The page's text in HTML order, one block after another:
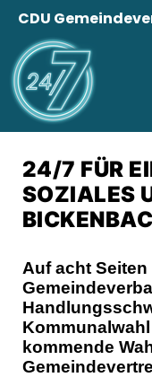
CDU
24/7 FÜR
SOZIALES
Auf acht Seiten
kommende